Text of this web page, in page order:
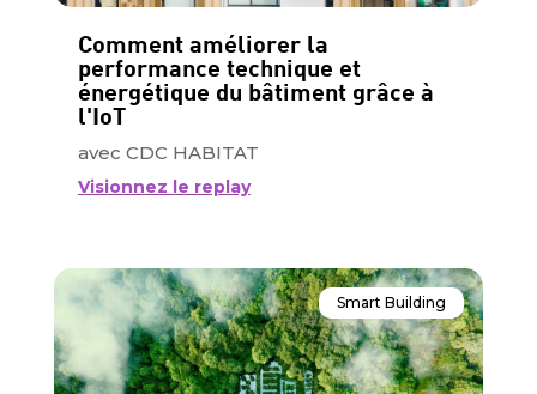
Comment améliorer la
performance technique et
énergétique du bâtiment grâce à
l'IoT
avec CDC HABITAT
Visionnez le replay
Smart Building